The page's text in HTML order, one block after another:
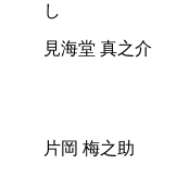
し
見海堂 真之介
片岡 梅之助